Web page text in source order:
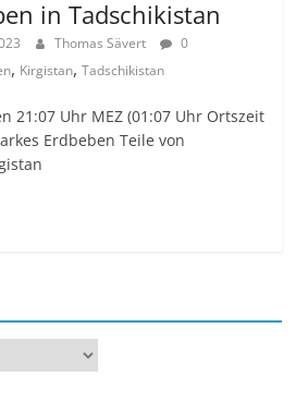
in Tadschikistan
Thomas Sävert
0
, Kirgistan,Tadschikistan
21:07 Uhr MEZ (01:07 Uhr Ortszeit
Erdbeben Teile von